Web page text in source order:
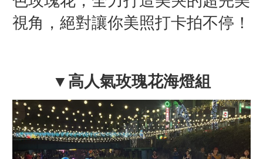
視角，絕對讓你美照打卡拍不停！
▼高人氣玫瑰花海燈組